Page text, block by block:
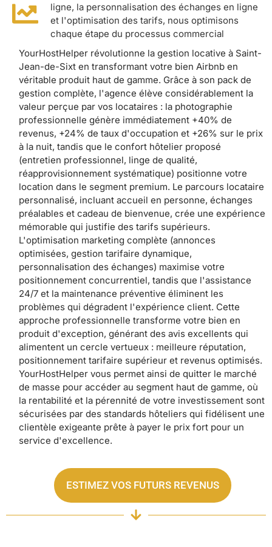
ligne, la personnalisation des échanges en ligne
et l'optimisation des tarifs, nous optimisons
chaque étape du processus commercial
YourHostHelper révolutionne la gestion locative à Saint-
Jean-de-Sixt en transformant votre bien Airbnb en
véritable produit haut de gamme. Grâce à son pack de
gestion complète, l'agence élève considérablement la
valeur perçue par vos locataires : la photographie
professionnelle génère immédiatement +40% de
revenus, +24% de taux d'occupation et +26% sur le prix
à la nuit, tandis que le confort hôtelier proposé
(entretien professionnel, linge de qualité,
réapprovisionnement systématique) positionne votre
location dans le segment premium. Le parcours locataire
personnalisé, incluant accueil en personne, échanges
préalables et cadeau de bienvenue, crée une expérience
mémorable qui justifie des tarifs supérieurs.
L'optimisation marketing complète (annonces
optimisées, gestion tarifaire dynamique,
personnalisation des échanges) maximise votre
positionnement concurrentiel, tandis que l'assistance
24/7 et la maintenance préventive éliminent les
problèmes qui dégradent l'expérience client. Cette
approche professionnelle transforme votre bien en
produit d'exception, générant des avis excellents qui
alimentent un cercle vertueux : meilleure réputation,
positionnement tarifaire supérieur et revenus optimisés.
YourHostHelper vous permet ainsi de quitter le marché
de masse pour accéder au segment haut de gamme, où
la rentabilité et la pérennité de votre investissement sont
sécurisées par des standards hôteliers qui fidélisent une
clientèle exigeante prête à payer le prix fort pour un
service d'excellence.
ESTIMEZ VOS FUTURS REVENUS